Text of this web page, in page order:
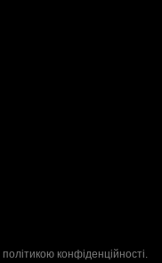
політикою конфіденційності.